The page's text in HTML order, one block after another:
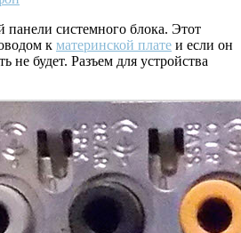
панели системного блока. Этот
к материнской плате и если он
не будет. Разъем для устройства